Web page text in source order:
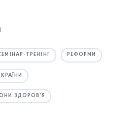
ТРЕНІНГ РЕФОРМИ
ЗДОРОВ’Я